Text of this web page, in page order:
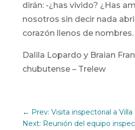
dirán: -¿has vivido? ¿Has
nosotros sin decir nada
corazón llenos de nombres.
Dalila Lopardo y Braian
chubutense – Trelew
← Prev: Visita inspectorial a
Next: Reunión del equipo